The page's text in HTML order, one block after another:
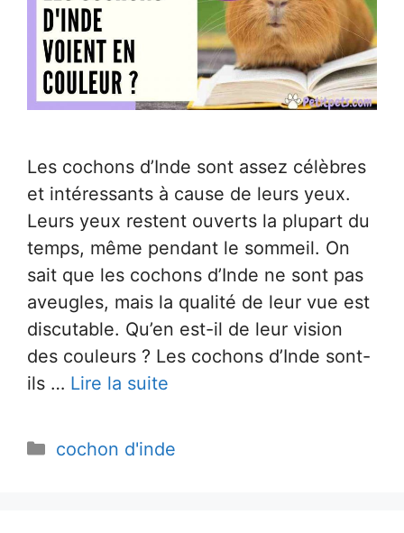
Les cochons d’Inde sont assez célèbres
et intéressants à cause de leurs yeux.
Leurs yeux restent ouverts la plupart du
temps, même pendant le sommeil. On
sait que les cochons d’Inde ne sont pas
aveugles, mais la qualité de leur vue est
discutable. Qu’en est-il de leur vision
des couleurs ? Les cochons d’Inde sont-
ils … Lire la suite
Catégories
cochon d'inde